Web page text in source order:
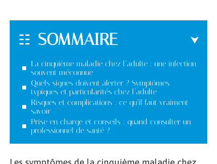
SOMMAIRE
La cinquième maladie chez l’adulte : une infection
souvent méconnue
Quels signes doivent alerter ? Symptômes
typiques et particularités chez l’adulte
Risques et complications : ce qu’il faut vraiment
savoir
Prise en charge et conseils : quand consulter un
professionnel de santé ?